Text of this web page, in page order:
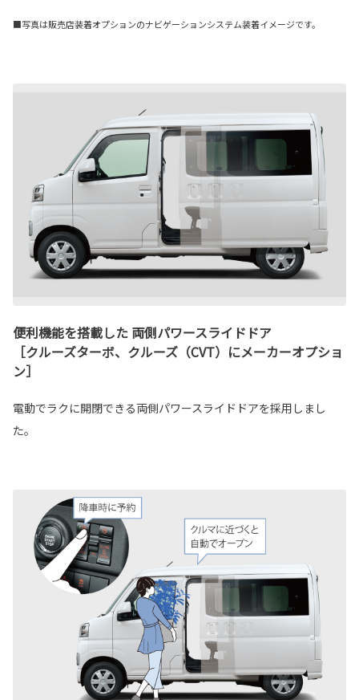
■写真は販売店装着オプションのナビゲーションシステム装着イメージです。
便利機能を搭載した 両側パワースライドドア
［クルーズターボ、クルーズ（CVT）にメーカーオプショ
ン］
電動でラクに開閉できる両側パワースライドドアを採用しまし
た。